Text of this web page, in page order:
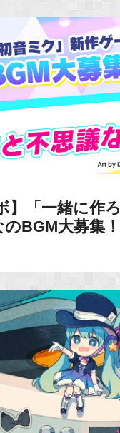
】「一緒に作
BGM大募集